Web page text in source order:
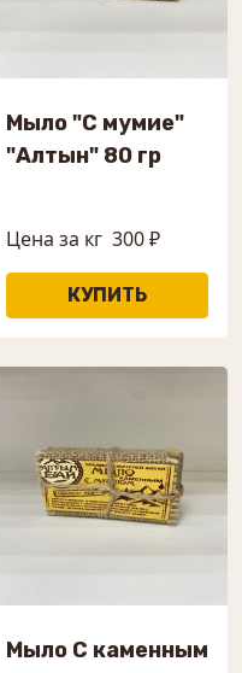
Мыло "С мумие"
"Алтын" 80 гр
Цена за кг 300 ₽
Мыло С каменным